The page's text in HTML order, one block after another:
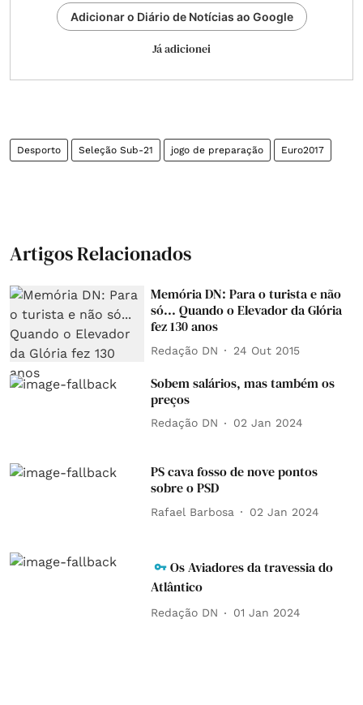
Adicionar o Diário de Notícias ao Google
Já adicionei
Desporto Seleção Sub-21 jogo de preparação Euro2017
Artigos Relacionados
Memória DN: Para o turista e não
só... Quando o Elevador da Glória
fez 130 anos
Redação DN 24 Out 2015
Sobem salários, mas também os
preços
Redação DN 02 Jan 2024
PS cava fosso de nove pontos
sobre o PSD
Rafael Barbosa 02 Jan 2024
Os Aviadores da travessia do
Atlântico
Redação DN 01 Jan 2024